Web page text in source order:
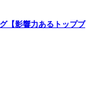
【影響力あるトップブ